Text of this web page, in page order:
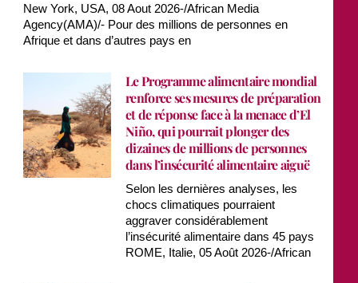
New York, USA, 08 Aout 2026-/African Media
Agency(AMA)/- Pour des millions de personnes en
Afrique et dans d’autres pays en
Le Programme alimentaire mondial
renforce ses mesures de préparation
et de réponse face à la menace d’El
Niño, qui pourrait plonger des
dizaines de millions de personnes
dans l’insécurité alimentaire aiguë
Selon les dernières analyses, les
chocs climatiques pourraient
aggraver considérablement
l’insécurité alimentaire dans 45 pays
ROME, Italie, 05 Août 2026-/African